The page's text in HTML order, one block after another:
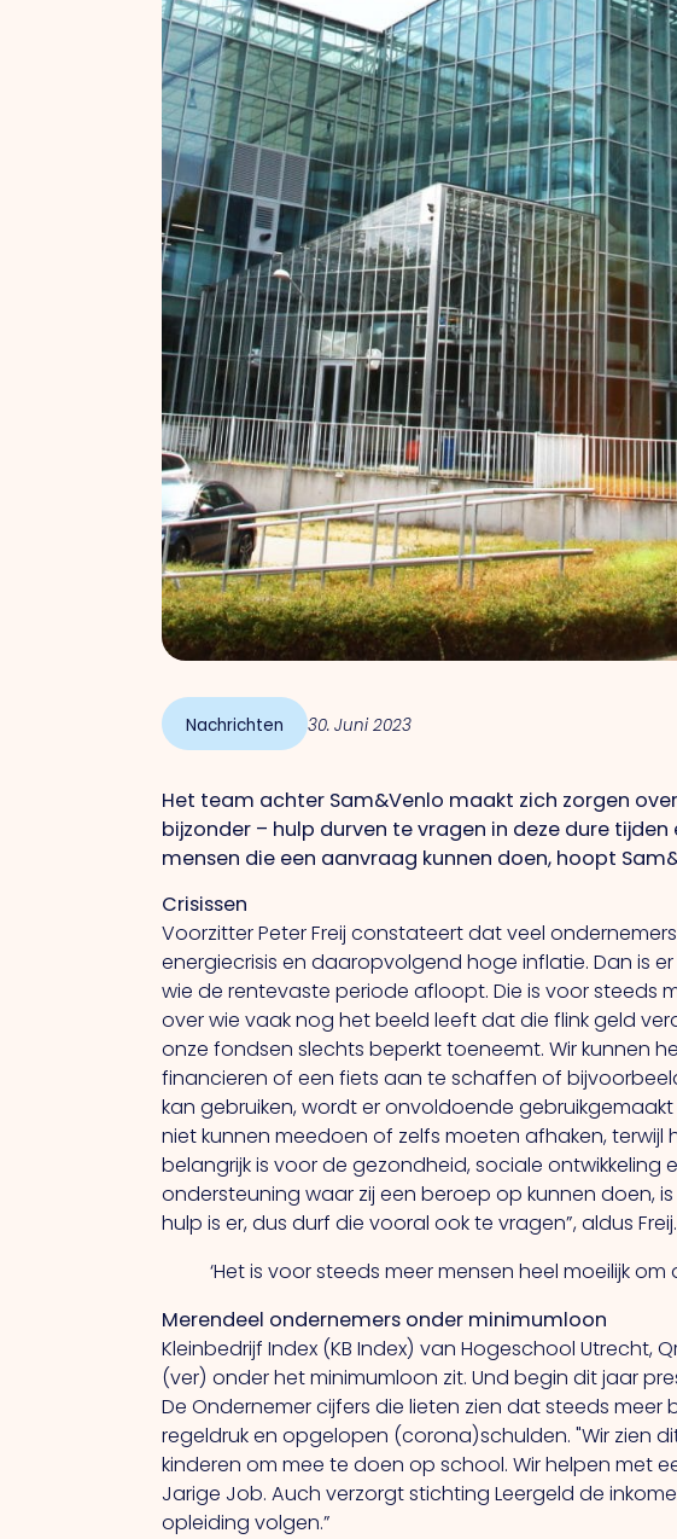
Nachrichten 30. Juni 2023
Het team achter Sam&Venlo maakt zich zorgen
bijzonder – hulp durven te vragen in deze dure
mensen die een aanvraag kunnen doen, hoopt
Crisissen
Voorzitter Peter Freij constateert dat veel
energiecrisis en daaropvolgend hoge inflatie.Danis
wie de rentevaste periode afloopt.Dieis voor steeds
over wie vaak nog het beeld leeft dat die flink geld
onze fondsen slechts beperkt toeneemt.Wirkunnen
financieren of een fiets aan te schaffen of
kan gebruiken, wordt er onvoldoende
niet kunnen meedoen of zelfs moeten afhaken,
belangrijk is voor de gezondheid, sociale
ondersteuning waar zij een beroep op kunnen doen,
hulp is er, dus durf die vooral ook te vragen”, aldus Freij.
‘Het is voor steeds meer mensen heel moeilijk
Merendeel ondernemers onder minimumloon
Kleinbedrijf Index (KB Index) van Hogeschool Utrecht,
(ver) onder het minimumloon zit.Undbegin dit jaar
De Ondernemer cijfers die lieten zien dat steeds
regeldruk en opgelopen (corona)schulden."Wir zien
kinderen om mee te doen op school.Wirhelpen met
Jarige Job.Auchverzorgt stichting Leergeld de
opleiding volgen.”